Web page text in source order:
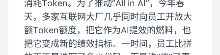
消耗Token。为了推动“All in AI”，今年春
天，多家互联网大厂几乎同时向员工开放大
额Token额度，把它作为AI提效的燃料，也
把它变成新的绩效指标。一时间，员工比拼